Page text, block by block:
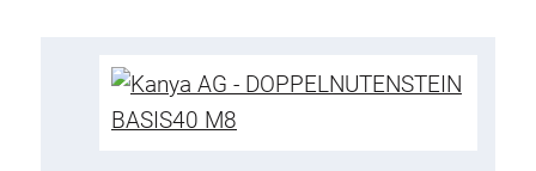
Profile Basis 40
Profile Basis 30